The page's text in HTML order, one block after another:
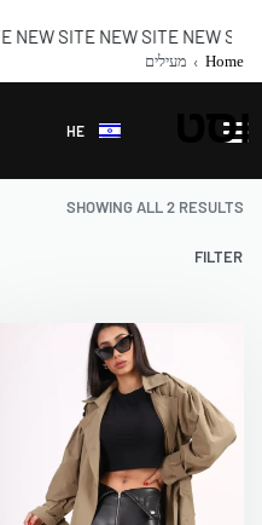
SITE NEW SITE NEW SITE
HE
Home
› מעילים
וסט
SHOWING ALL 2 RESULTS
FILTER